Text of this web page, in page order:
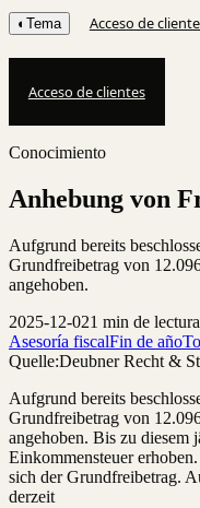
◐ Tema Acceso de
Acceso de clientes
Conocimiento
Anhebung von
Aufgrund bereits
Grundfreibetrag von
angehoben.
2025-12-021 min de lectura
Asesoría fiscalFin de año
Quelle:Deubner Recht &
Aufgrund bereits
Grundfreibetrag von
angehoben. Bis zu
Einkommensteuer
sich der Grundfreibetrag.
derzeit